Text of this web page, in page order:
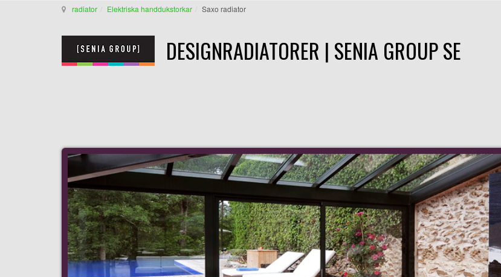
radiator Elektriska handdukstorkar Saxo radiator
DESIGNRADIATORER | SENIA GROUP SE